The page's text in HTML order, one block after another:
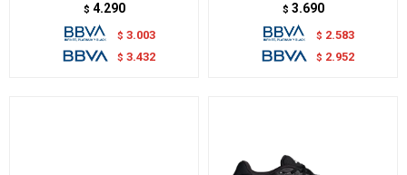
$ 4.290
$ 3.003
$ 3.432
$ 3.690
$ 2.583
$ 2.952